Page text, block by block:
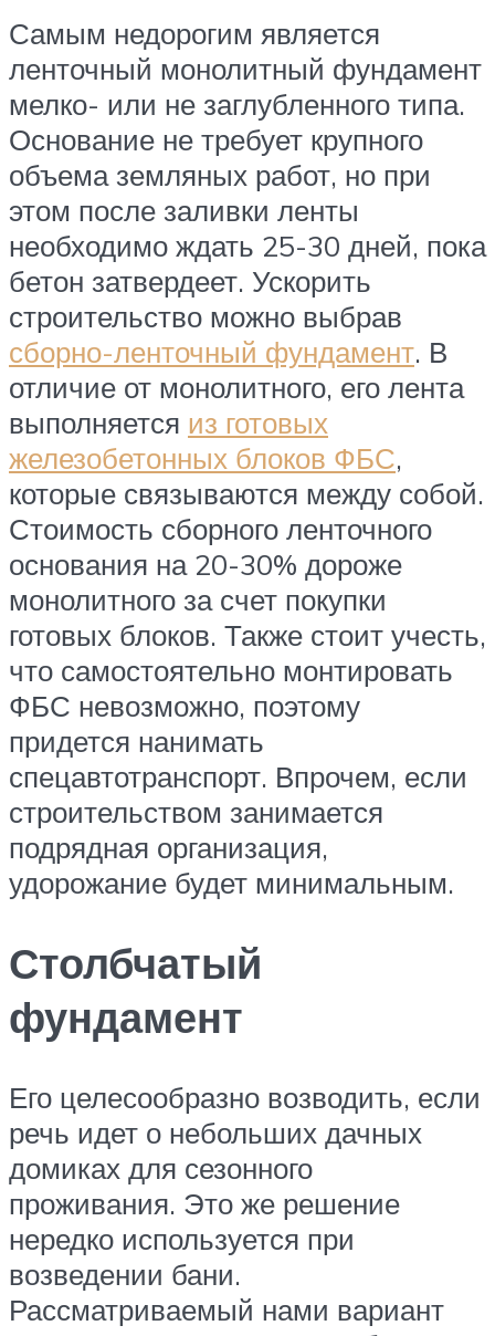
Самым недорогим является
ленточный монолитный фундамент
мелко- или не заглубленного типа.
Основание не требует крупного
объема земляных работ, но при
этом после заливки ленты
необходимо ждать 25-30 дней, пока
бетон затвердеет. Ускорить
строительство можно выбрав
сборно-ленточный фундамент. В
отличие от монолитного, его лента
выполняется из готовых
железобетонных блоков ФБС,
которые связываются между собой.
Стоимость сборного ленточного
основания на 20-30% дороже
монолитного за счет покупки
готовых блоков. Также стоит учесть,
что самостоятельно монтировать
ФБС невозможно, поэтому
придется нанимать
спецавтотранспорт. Впрочем, если
строительством занимается
подрядная организация,
удорожание будет минимальным.
Столбчатый
фундамент
Его целесообразно возводить, если
речь идет о небольших дачных
домиках для сезонного
проживания. Это же решение
нередко используется при
возведении бани.
Рассматриваемый нами вариант